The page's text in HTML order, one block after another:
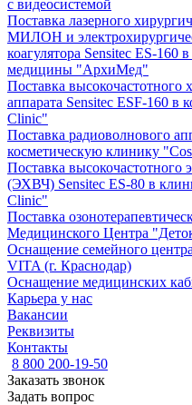
с видеосистемой
Поставка лазерного
МИЛОН и
коагулятора Sensitec ES-160
медицины "АрхиМед"
Поставка высокочастотного
аппарата Sensitec ESF-160 в
Clinic"
Поставка радиоволнового
косметическую клинику
Поставка высокочастотного
(ЭХВЧ) Sensitec ES-80 в
Clinic"
Поставка
Медицинского Центра
Оснащение семейного
VITA (г. Краснодар)
Оснащение медицинских
Карьера у нас
Вакансии
Реквизиты
Контакты
8 800 200-19-50
Заказать звонок
Задать вопрос